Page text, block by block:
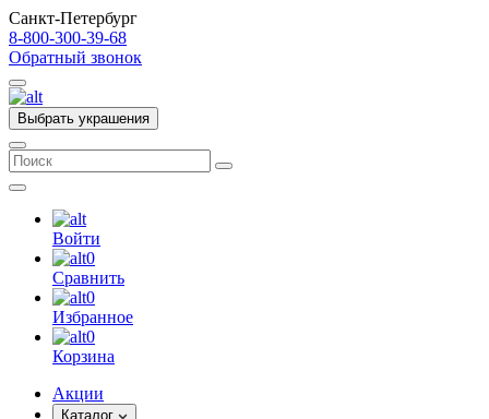
Санкт-Петербург
8-800-300-39-68
Обратный звонок
Выбрать украшения
Войти
0
Сравнить
0
Избранное
0
Корзина
Акции
Каталог